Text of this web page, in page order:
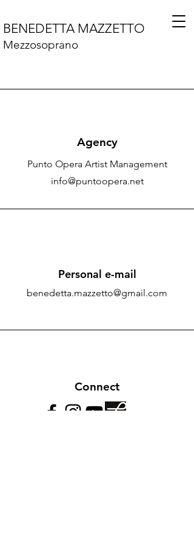
BENEDETTA MAZZETTO
Mezzosoprano
Agency
Punto Opera Artist Management
info@puntoopera.net
Personal e-mail
benedetta.mazzetto@gmail.com
Connect